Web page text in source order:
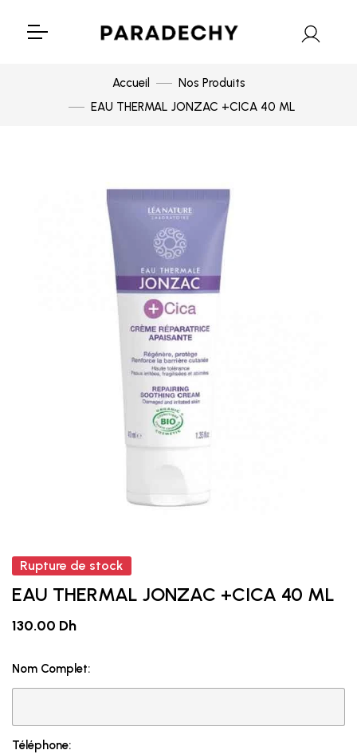
Accueil
Nos Produits
EAU THERMAL JONZAC +CICA 40 ML
Rupture de stock
EAU THERMAL JONZAC +CICA 40 ML
130.00 Dh
Nom Complet:
Téléphone: